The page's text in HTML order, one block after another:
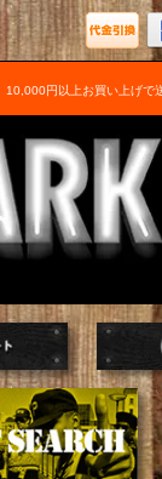
10,000円以上お買い上げで